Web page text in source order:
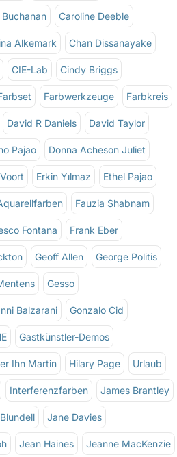
Caroline Deeble
Alkemark Chan Dissanayake
CIE-Lab Cindy Briggs
Farbwerkzeuge Farbkreis
David R Daniels David Taylor
Pajao Donna Acheson Juliet
Erkin Yılmaz Ethel Pajao
Fauzia Shabnam
Fontana Frank Eber
Geoff Allen George Politis
Gesso
Balzarani Gonzalo Cid
Gastkünstler-Demos
Ihn Martin Hilary Page Urlaub
Interferenzfarben James Brantley
Jane Davies
Jean Haines Jeanne MacKenzie